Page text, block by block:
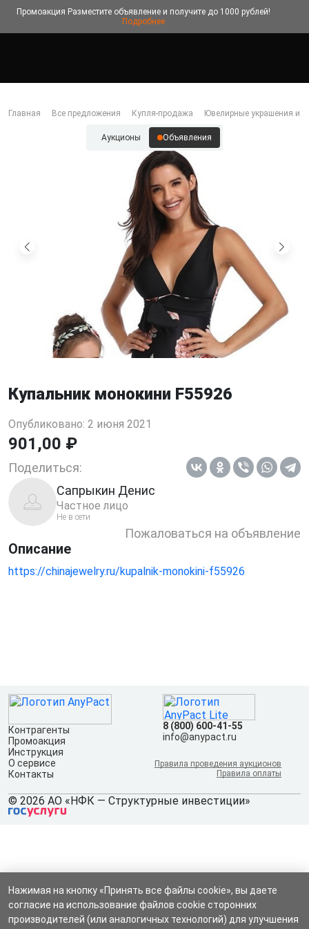
Промоакция Разместите объявление и получите до 1000 рублей!
Подробнее
Главная Все предложения Купля-продажа Ювелирные украшения и
Аукционы Объявления
Купальник монокини F55926
Опубликовано: 2 июня 2021
901,00 ₽
Поделиться:
Сапрыкин Денис
Частное лицо
Не в сети
Пожаловаться на объявление
Описание
https://chinajewelry.ru/kupalnik-monokini-f55926
Контрагенты
Промоакция
Инструкция
О сервисе
Контакты
8 (800) 600-41-55
info@anypact.ru
Правила проведения аукционов
Правила оплаты
© 2026 АО «НФК — Структурные инвестиции»
Нажимая на кнопку «Принять все файлы cookie», вы даете
согласие на использование файлов cookie сторонних
производителей (или аналогичных технологий) для улучшения